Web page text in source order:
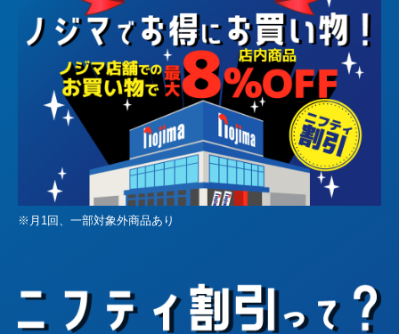
※月1回、一部対象外商品あり